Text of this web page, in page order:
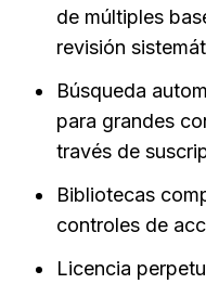
de múltiples
revisión
Búsqueda
para grandes
través de
Bibliotecas
controles de
Licencia